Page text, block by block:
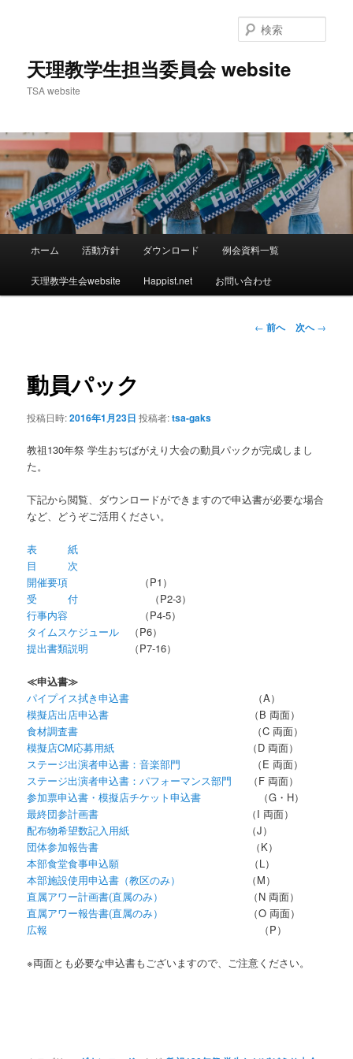
天理教学生担当委員会 website
TSA website
索
メ
メ
イ
ン
テ
ン
へ
動
ホーム 活動方針 ダウンロード 例会資料一覧
天理教学生会website Happist.net お問い合わせ
投
ン
← 前へ 次へ→
動員パック
投稿日時:2016年1月23日 投稿者:tsa-gaks
教祖130年祭 学生おぢばがえり大会の動員パックが完成しまし
た。
下記から閲覧、ダウンロードができますので申込書が必要な場合
など、どうぞご活用ください。
表 紙
目 次
開催要項 （P1）
受 付 （P2-3）
行事内容 （P4-5）
タイムスケジュール （P6）
提出書類説明 （P7-16）
≪申込書≫
パイプイス拭き申込書 （A）
模擬店出店申込書 （B 両面）
食材調査書 （C 両面）
模擬店CM応募用紙 （D 両面）
ステージ出演者申込書：音楽部門
（E 両面）
ステージ出演者申込書：パフォーマンス部門 （F 両面）
参加票申込書・模擬店チケット申込書 （G・H）
最終団参計画書
（I 両面）
配布物希望数記入用紙 （J）
団体参加報告書 （K）
本部食堂食事申込願 （L）
本部施設使用申込書（教区のみ）
（M）
直属アワー計画書(直属のみ）
（N 両面）
直属アワー報告書(直属のみ）
（O 両面）
広報 （P）
※両面とも必要な申込書もございますので、ご注意ください。